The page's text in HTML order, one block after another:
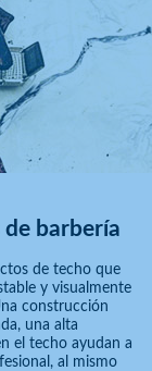
barbería
de techo que
y visualmente
construcción
una alta
el techo ayudan a
al mismo